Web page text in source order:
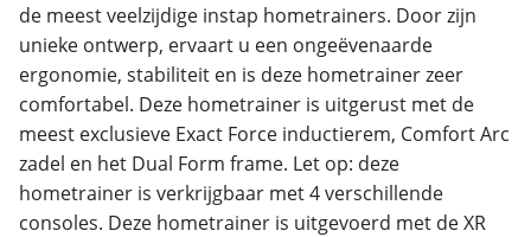
de meest veelzijdige instap hometrainers. Door zijn
unieke ontwerp, ervaart u een ongeëvenaarde
ergonomie, stabiliteit en is deze hometrainer zeer
comfortabel. Deze hometrainer is uitgerust met de
meest exclusieve Exact Force inductierem, Comfort Arc
zadel en het Dual Form frame. Let op: deze
hometrainer is verkrijgbaar met 4 verschillende
consoles. Deze hometrainer is uitgevoerd met de XR